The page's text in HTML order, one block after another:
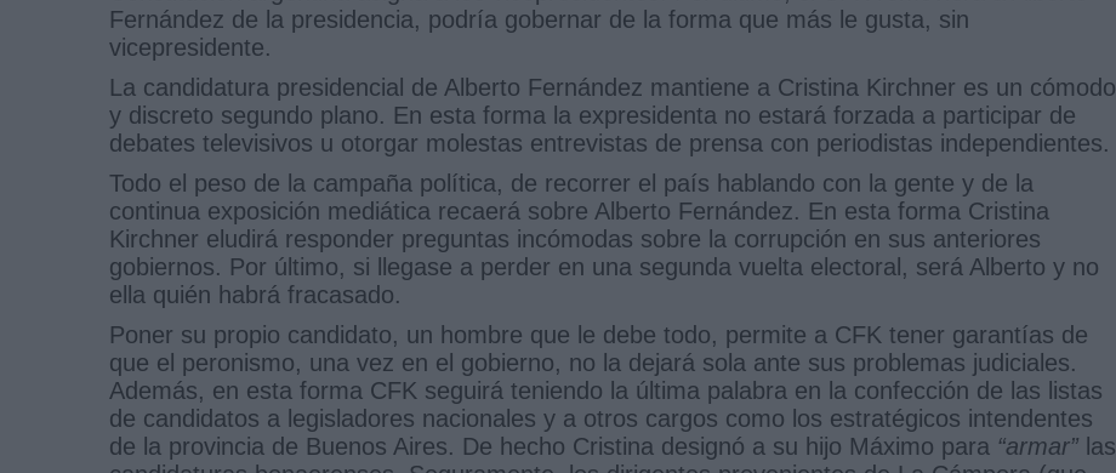
Fernández de la presidencia, podría gobernar de la forma que más le gusta, sin
vicepresidente.
La candidatura presidencial de Alberto Fernández mantiene a Cristina Kirchner es un cómodo
y discreto segundo plano. En esta forma la expresidenta no estará forzada a participar de
debates televisivos u otorgar molestas entrevistas de prensa con periodistas independientes.
Todo el peso de la campaña política, de recorrer el país hablando con la gente y de la
continua exposición mediática recaerá sobre Alberto Fernández. En esta forma Cristina
Kirchner eludirá responder preguntas incómodas sobre la corrupción en sus anteriores
gobiernos. Por último, si llegase a perder en una segunda vuelta electoral, será Alberto y no
ella quién habrá fracasado.
Poner su propio candidato, un hombre que le debe todo, permite a CFK tener garantías de
que el peronismo, una vez en el gobierno, no la dejará sola ante sus problemas judiciales.
Además, en esta forma CFK seguirá teniendo la última palabra en la confección de las listas
de candidatos a legisladores nacionales y a otros cargos como los estratégicos intendentes
de la provincia de Buenos Aires. De hecho Cristina designó a su hijo Máximo para “armar” las